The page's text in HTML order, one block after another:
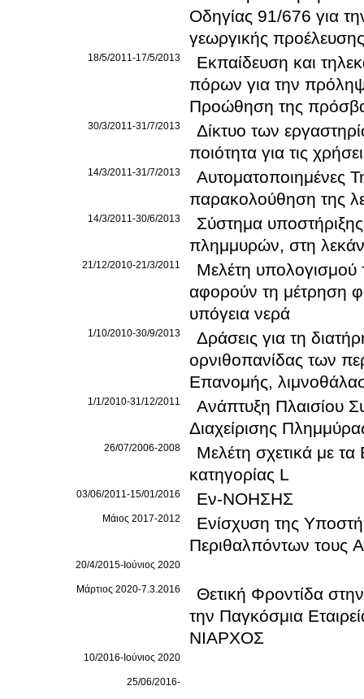
Οδηγίας 91/676 για
γεωργικής προέλευσης
18/5/2011-17/5/2013
Εκπαίδευση και
πόρων για την
Προώθηση της
30/3/2011-31/7/2013
Δίκτυο των
ποιότητα για τις
14/3/2011-31/7/2013
Αυτοματοποιημένες
παρακολούθηση της
14/3/2011-30/6/2013
Σύστημα
πλημμυρών, στη
21/12/2010-21/3/2011
Μελέτη
αφορούν τη μέτρηση
υπόγεια νερά
1/10/2010-30/9/2013
Δράσεις για τη
ορνιθοπανίδας των
Επανομής,
1/1/2010-31/12/2011
Ανάπτυξη Πλαισίου
Διαχείρισης
26/07/2006-2008
Μελέτη σχετικά με
κατηγορίας L
03/06/2011-15/01/2016 Εν-ΝΟΗΣΗΣ
Μάιος 2017-2012
Ενίσχυση της
Περιθαλπόντων τους
20/4/2015-Ιούνιος 2020
Μάρτιος 2020-7.3.2016
Θετική Φροντίδα
την Παγκόσμια
ΝΙΑΡΧΟΣ
10/2016-Ιούνιος 2020
25/06/2016-